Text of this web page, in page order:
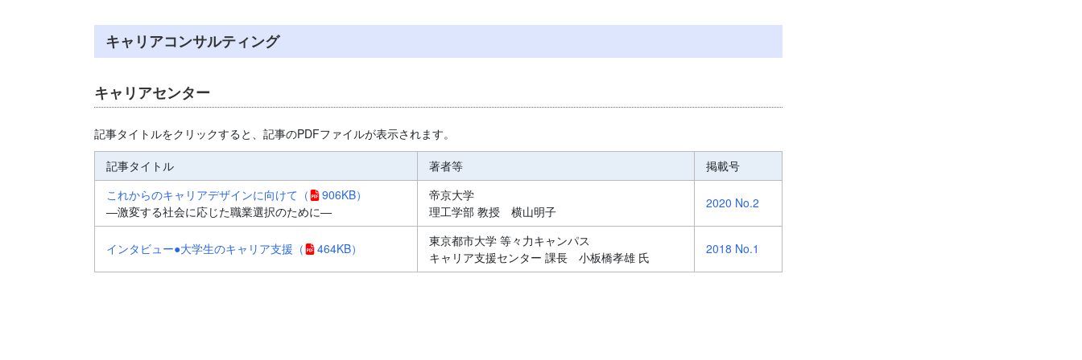
キャリアコンサルティング
キャリアセンター
記事タイトルをクリックすると、記事のPDFファイルが表示されます。
記事タイトル
著者等
掲載号
これからのキャリアデザインに向けて （
906KB）
―激変する社会に応じた職業選択のために―
帝京大学
理工学部 教授 横山明子
2020 No.2
インタビュー●大学生のキャリア支援 （ 464KB）
東京都市大学 等々力キャンパス
キャリア支援センター 課長 小板橋孝雄 氏
2018 No.1